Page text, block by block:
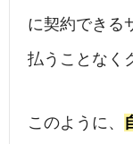
に契約できる
払うことなく
このように、